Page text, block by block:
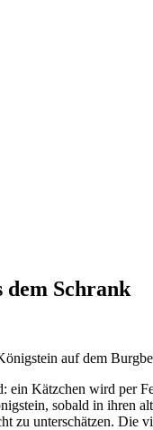
dem Schrank
auf dem
Kätzchen wird per
sobald in ihren
zu unterschätzen. Die